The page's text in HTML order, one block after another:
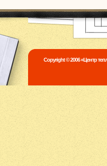
Copyright © 2006 «Центр